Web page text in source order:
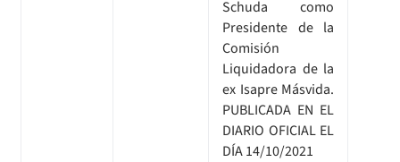
Schuda como
Presidente de la
Comisión
Liquidadora de la
ex Isapre Másvida.
PUBLICADA EN EL
DIARIO OFICIAL EL
DÍA 14/10/2021